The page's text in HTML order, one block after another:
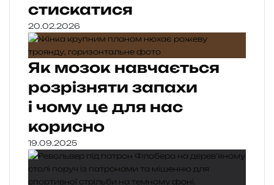
стискатися
20.02.2026
Як мозок навчається
розрізняти запахи
і чому це для нас
корисно
19.09.2025